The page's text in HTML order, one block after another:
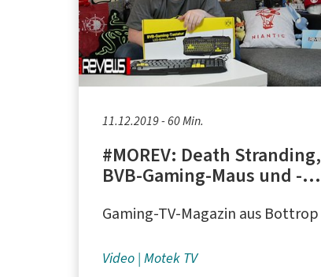
11.12.2019 - 60 Min.
#MOREV: Death Stranding,
BVB-Gaming-Maus und -
Award 2019
Gaming-TV-Magazin aus Bottrop
Video Motek TV